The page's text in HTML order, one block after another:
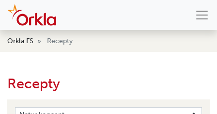
Orkla FS Recepty
Recepty